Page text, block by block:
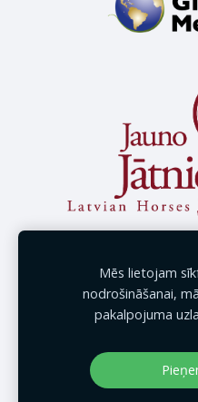
Mēs lietojam
nodrošināšanai,
pakalpojuma